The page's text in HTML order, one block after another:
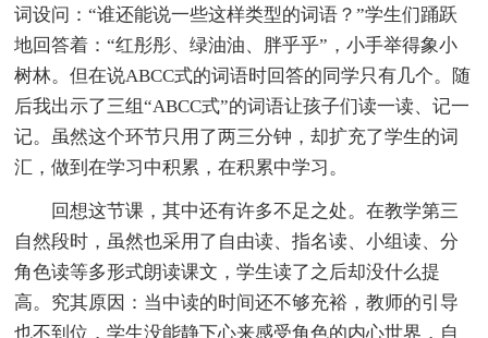
词设问：“谁还能说一些这样类型的词语？”学生们踊跃
地回答着：“红彤彤、绿油油、胖乎乎”，小手举得象小
树林。但在说ABCC式的词语时回答的同学只有几个。随
后我出示了三组“ABCC式”的词语让孩子们读一读、记一
记。虽然这个环节只用了两三分钟，却扩充了学生的词
汇，做到在学习中积累，在积累中学习。
回想这节课，其中还有许多不足之处。在教学第三
自然段时，虽然也采用了自由读、指名读、小组读、分
角色读等多形式朗读课文，学生读了之后却没什么提
高。究其原因：当中读的时间还不够充裕，教师的引导
也不到位，学生没能静下心来感受角色的内心世界，自